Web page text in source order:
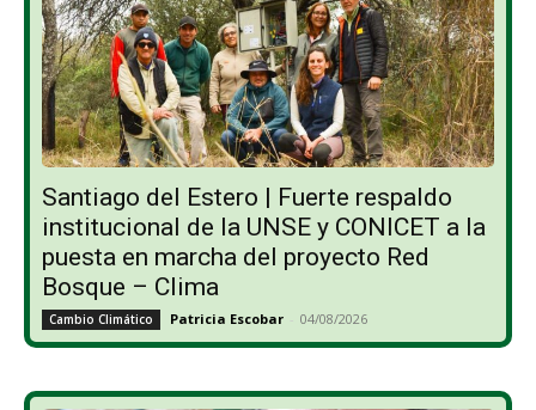
Santiago del Estero | Fuerte respaldo
institucional de la UNSE y CONICET a la
puesta en marcha del proyecto Red
Bosque – Clima
Cambio Climático Patricia Escobar - 04/08/2026